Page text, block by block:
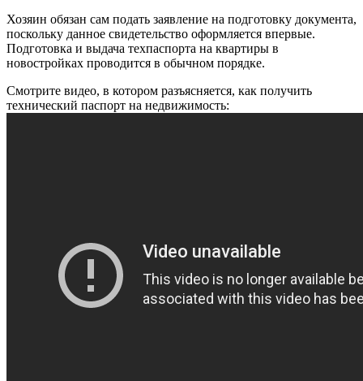
Хозяин обязан сам подать заявление на подготовку документа,
поскольку данное свидетельство оформляется впервые.
Подготовка и выдача техпаспорта на квартиры в
новостройках проводится в обычном порядке.
Смотрите видео, в котором разъясняется, как получить
технический паспорт на недвижимость: